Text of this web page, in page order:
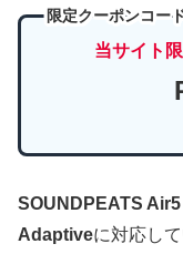
限定クーポンコー
当サイト
SOUNDPEATS
Adaptiveに対応し